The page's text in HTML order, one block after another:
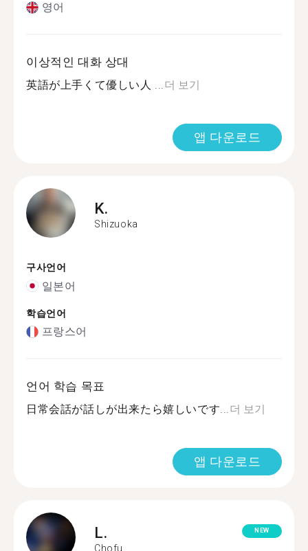
영어
이상적인 대화 상대
英語が上手くて優しい人 ...더 보기
앱 다운로드
K.
Shizuoka
구사언어
일본어
학습언어
프랑스어
언어 학습 목표
日常会話が話しが出来たら嬉しいです...더 보기
앱 다운로드
L.
Chofu
NEW